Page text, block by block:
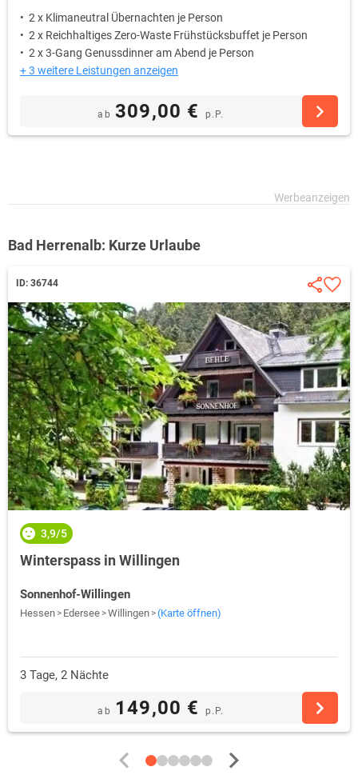
2 x Klimaneutral Übernachten je Person
2 x Reichhaltiges Zero-Waste Frühstücksbuffet je Person
2 x 3-Gang Genussdinner am Abend je Person
+ 3 weitere Leistungen anzeigen
ab 309,00 € p.P.
Bad Herrenalb: Kurze Urlaube
ID: 36744
3,9/5
Winterspass in Willingen
Sonnenhof-Willingen
Hessen Edersee Willingen (Karte öffnen)
3 Tage, 2 Nächte
ab 149,00 € p.P.